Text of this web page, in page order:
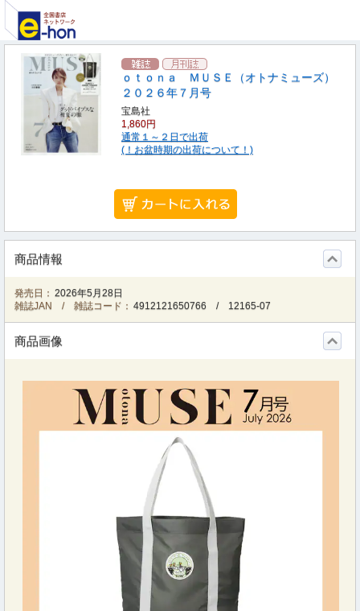
ｏｔｏｎａ ＭＵＳＥ（オトナミューズ）
２０２６年７月号
宝島社
1,860円
通常１～２日で出荷
(！お盆時期の出荷について！)
商品情報
発売日： 2026年5月28日
雑誌JAN / 雑誌コード： 4912121650766 / 12165-07
商品画像